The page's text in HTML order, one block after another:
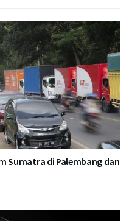
Sumatra di Palembang dan